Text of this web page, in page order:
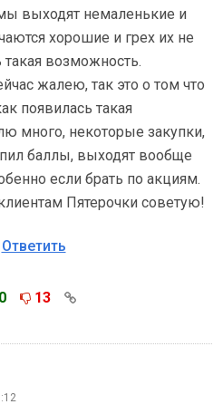
выходят немаленькие и
хорошие и грех их не
такая возможность.
жалею, так это о том что
появилась такая
много, некоторые закупки,
баллы, выходят вообще
если брать по акциям.
Пятерочки советую!
Ответить
13